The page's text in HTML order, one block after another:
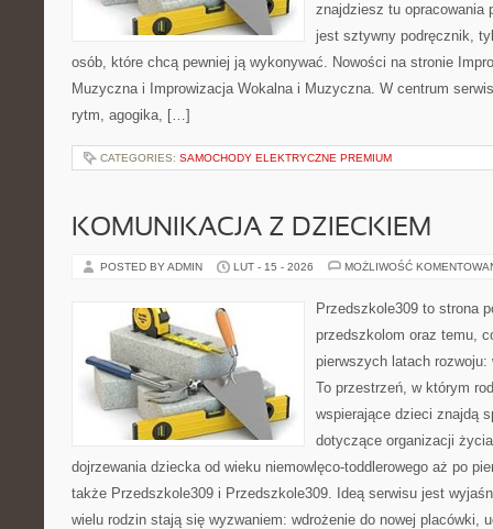
znajdziesz tu opracowania
jest sztywny podręcznik,
osób, które chcą pewniej ją wykonywać. Nowości na stronie
Muzyczna i Improwizacja Wokalna i Muzyczna. W centrum
rytm, agogika, […]
CATEGORIES: SAMOCHODY ELEKTRYCZNE PREMIUM
KOMUNIKACJA Z DZIECKIEM
POSTED BY ADMIN LUT - 15 - 2026 MOŻLIWOŚĆ
Przedszkole309 to strona
przedszkolom oraz temu,
pierwszych latach
To przestrzeń, w którym
wspierające dzieci znajdą
dotyczące organizacji
dojrzewania dziecka od wieku niemowlęco-toddlerowego aż po
także Przedszkole309 i Przedszkole309. Ideą serwisu jest
wielu rodzin stają się wyzwaniem: wdrożenie do nowej